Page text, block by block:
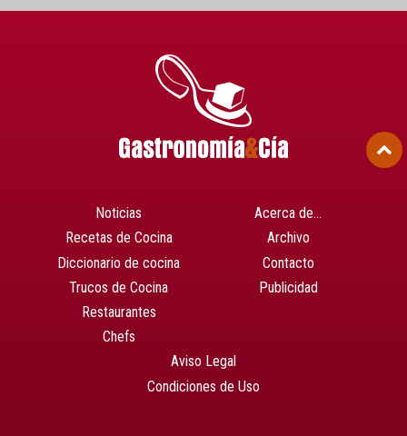
Noticias
Recetas de Cocina
Diccionario de cocina
Trucos de Cocina
Restaurantes
Chefs
Acerca de…
Archivo
Contacto
Publicidad
Aviso Legal
Condiciones de Uso